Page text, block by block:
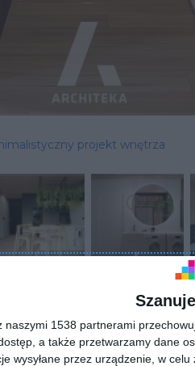
naszymi 1538 partnerami
a także przetwarzamy dane
wysyłane przez urządzenie, w
projekt wnętrza